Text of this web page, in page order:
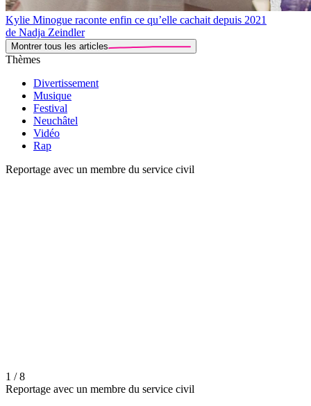
Kylie Minogue raconte enfin ce qu’elle cachait depuis 2021
de Nadja Zeindler
Montrer tous les articles
Thèmes
Divertissement
Musique
Festival
Neuchâtel
Vidéo
Rap
Reportage avec un membre du service civil
1 / 8
Reportage avec un membre du service civil